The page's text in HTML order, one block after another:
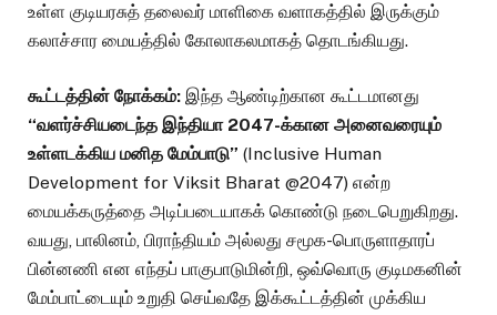
உள்ள குடியரசுத் தலைவர் மாளிகை வளாகத்தில் இருக்கும்
கலாச்சார மையத்தில் கோலாகலமாகத் தொடங்கியது.
கூட்டத்தின் நோக்கம்: இந்த ஆண்டிற்கான கூட்டமானது
“வளர்ச்சியடைந்த இந்தியா 2047-க்கான அனைவரையும்
உள்ளடக்கிய மனித மேம்பாடு” (Inclusive Human
Development for Viksit Bharat @2047) என்ற
மையக்கருத்தை அடிப்படையாகக் கொண்டு நடைபெறுகிறது.
வயது, பாலினம், பிராந்தியம் அல்லது சமூக-பொருளாதாரப்
பின்னணி என எந்தப் பாகுபாடுமின்றி, ஒவ்வொரு குடிமகனின்
மேம்பாட்டையும் உறுதி செய்வதே இக்கூட்டத்தின் முக்கிய